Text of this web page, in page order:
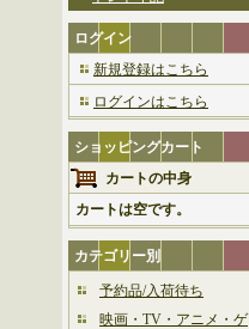
ログイン
新規登録はこちら
ログインはこちら
ショッピングカート
カートの中身
カートは空です。
カテゴリー別
予約品/入荷待ち
映画・TV・アニメ・ゲ